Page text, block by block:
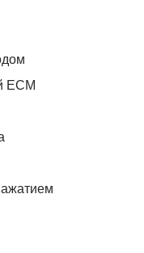
ЕСМ